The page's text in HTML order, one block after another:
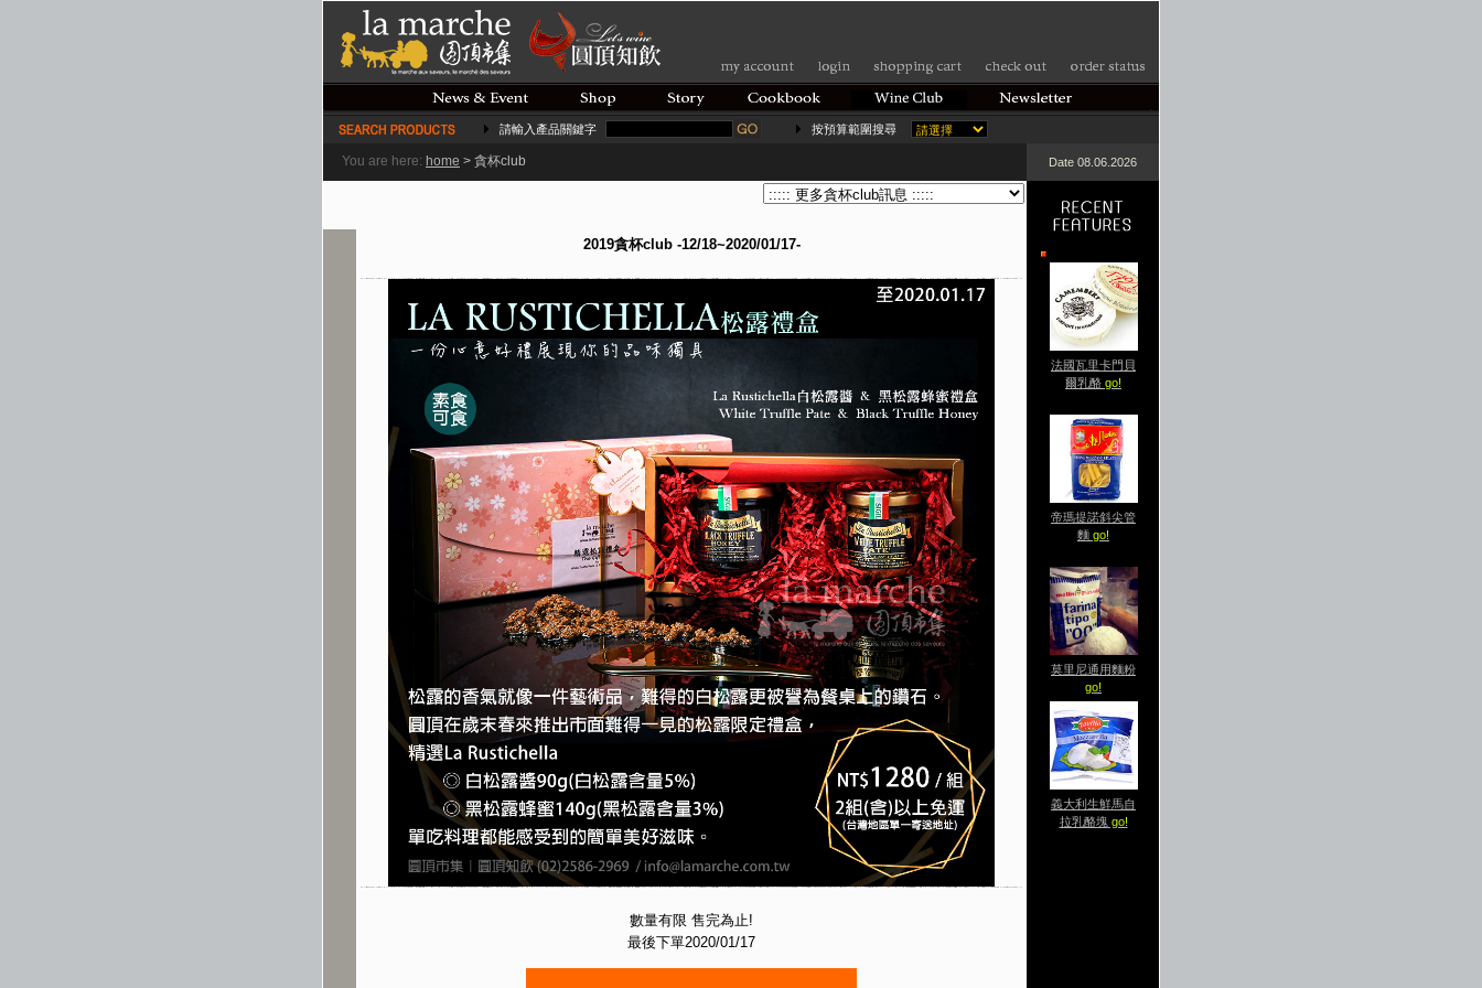
請輸入產品關鍵字 按預算範圍搜尋
You are here: home > 貪杯club Date 08.06.2026
2019貪杯club -12/18~2020/01/17-
數量有限 售完為止!
最後下單2020/01/17
法國瓦里卡門貝
爾乳酪 go!
帝瑪提諾斜尖管
麵 go!
莫里尼通用麵粉
go!
義大利生鮮馬自
拉乳酪塊 go!